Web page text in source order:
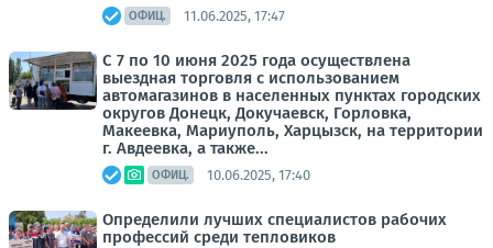
ОФИЦ. 11.06.2025, 17:47
С 7 по 10 июня 2025 года осуществлена
выездная торговля с использованием
автомагазинов в населенных пунктах городских
округов Донецк, Докучаевск, Горловка,
Макеевка, Мариуполь, Харцызск, на территории
г. Авдеевка, а также...
ОФИЦ. 10.06.2025, 17:40
Определили лучших специалистов рабочих
профессий среди тепловиков